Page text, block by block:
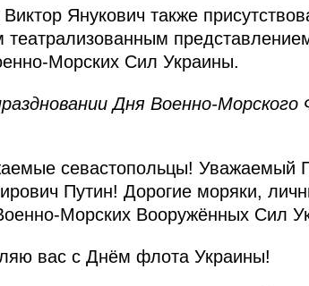
Янукович также
театрализованным
Морских Сил Украины.
Дня Военно-
севастопольцы! Уважаемый
Путин! Дорогие моряки,
Морских Вооружённых Сил
вас с Днём флота Украины!